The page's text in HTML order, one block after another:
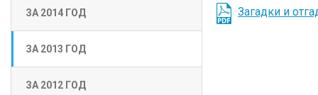
ЗА 2014 ГОД
ЗА 2013 ГОД
ЗА 2012 ГОД
Загадки и